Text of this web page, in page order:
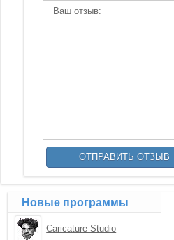
Ваш отзыв:
Новые программы
Caricature Studio